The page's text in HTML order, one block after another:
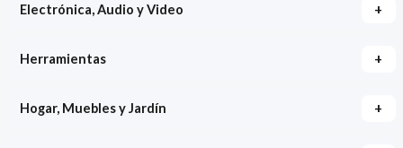
Electrónica, Audio y Video +
Herramientas +
Hogar, Muebles y Jardín +